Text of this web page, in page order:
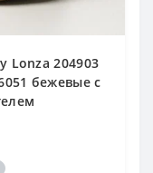
Lonza 204903
бежевые с